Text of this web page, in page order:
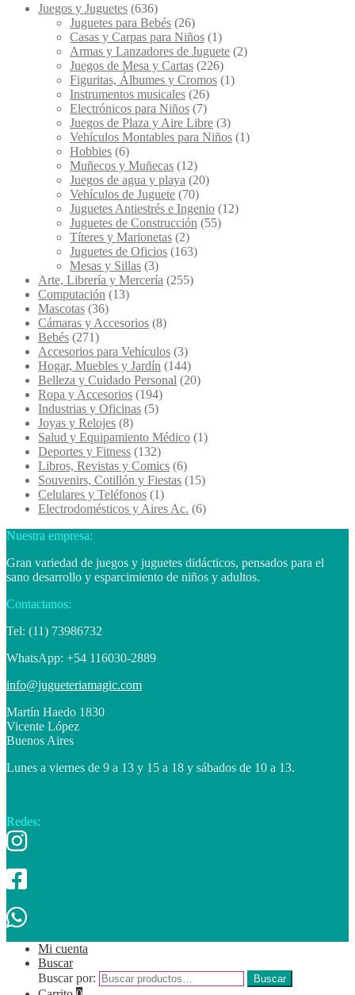
Juegos y Juguetes (636)
Juguetes para Bebés (26)
Casas y Carpas para Niños (1)
Armas y Lanzadores de Juguete (2)
Juegos de Mesa y Cartas (226)
Figuritas, Álbumes y Cromos (1)
Instrumentos musicales (26)
Electrónicos para Niños (7)
Juegos de Plaza y Aire Libre (3)
Vehículos Montables para Niños (1)
Hobbies (6)
Muñecos y Muñecas (12)
Juegos de agua y playa (20)
Vehículos de Juguete (70)
Juguetes Antiestrés e Ingenio (12)
Juguetes de Construcción (55)
Títeres y Marionetas (2)
Juguetes de Oficios (163)
Mesas y Sillas (3)
Arte, Librería y Mercería (255)
Computación (13)
Mascotas (36)
Cámaras y Accesorios (8)
Bebés (271)
Accesorios para Vehículos (3)
Hogar, Muebles y Jardín (144)
Belleza y Cuidado Personal (20)
Ropa y Accesorios (194)
Industrias y Oficinas (5)
Joyas y Relojes (8)
Salud y Equipamiento Médico (1)
Deportes y Fitness (132)
Libros, Revistas y Comics (6)
Souvenirs, Cotillón y Fiestas (15)
Celulares y Teléfonos (1)
Electrodomésticos y Aires Ac. (6)
Nuestra empresa:
Gran variedad de juegos y juguetes didácticos, pensados para el
sano desarrollo y esparcimiento de niños y adultos.
Contactanos:
Tel: (11) 73986732
WhatsApp: +54 116030-2889
info@jugueteriamagic.com
Martín Haedo 1830
Vicente López
Buenos Aires
Lunes a viernes de 9 a 13 y 15 a 18 y sábados de 10 a 13.
Redes:
Mi cuenta
Buscar
Buscar por:
Buscar